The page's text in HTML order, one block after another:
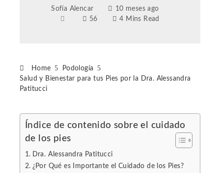
Sofía Alencar
10 meses ago
56
4 Mins Read
Home
Podología
Salud y Bienestar para tus Pies por la Dra. Alessandra
Patitucci
Índice de contenido sobre el cuidado
de los pies
Dra. Alessandra Patitucci
¿Por Qué es Importante el Cuidado de los Pies?